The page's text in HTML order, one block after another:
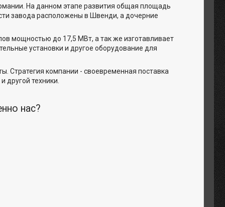
На данном этапе развития общая площадь
завода расположены в Швенди, а дочерние
мощностью до 17,5 МВт, а так же изготавливает
установки и другое оборудование для
Стратегия компании - своевременная поставка
другой техники.
нас?